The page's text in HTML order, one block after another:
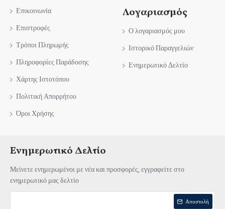
Επικοινωνία
Επιστροφές
Τρόποι Πληρωμής
Πληροφορίες Παράδοσης
Χάρτης Ιστοτόπου
Πολιτική Απορρήτου
Όροι Χρήσης
Λογαριασμός
Ο λογαριασμός μου
Ιστορικό Παραγγελιών
Ενημερωτικό Δελτίο
Ενημερωτικό Δελτίο
Μείνετε ενημερωμένοι με νέα και προσφορές, εγγραφείτε στο
ενημερωτικό μας δελτίο
Αποστολή